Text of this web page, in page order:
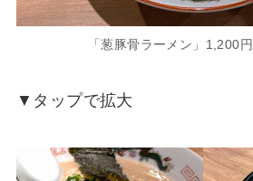
「葱豚骨ラーメン」1,200円
▼タップで拡大